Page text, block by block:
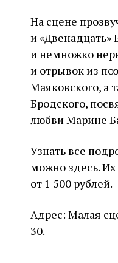
На сцене
и «Двенадцать»
и немножко
и отрывок из
Маяковского, а
Бродского,
любви Марине
Узнать все
можно здесь.
от 1 500 рублей.
Адрес: Малая
30.